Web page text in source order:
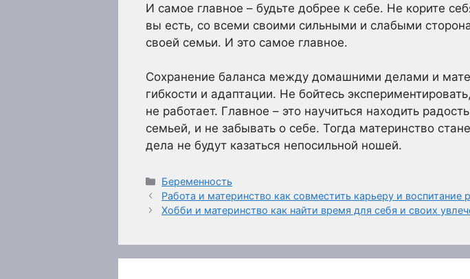
И самое главное – будьте добрее к себе. Не корите
вы есть, со всеми своими сильными и слабыми
своей семьи. И это самое главное.
Сохранение баланса между домашними делами и
гибкости и адаптации. Не бойтесь
не работает. Главное – это научиться находить
семьей, и не забывать о себе. Тогда материнство
дела не будут казаться непосильной ношей.
Рубрики
Беременность
Работа и материнство как совместить карьеру и воспитание
Хобби и материнство как найти время для себя и своих